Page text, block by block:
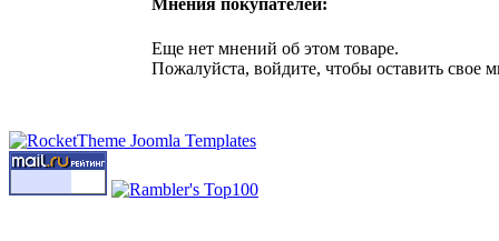
Мнения покупателей:
Еще нет мнений об этом товаре.
Пожалуйста, войдите, чтобы оставить свое